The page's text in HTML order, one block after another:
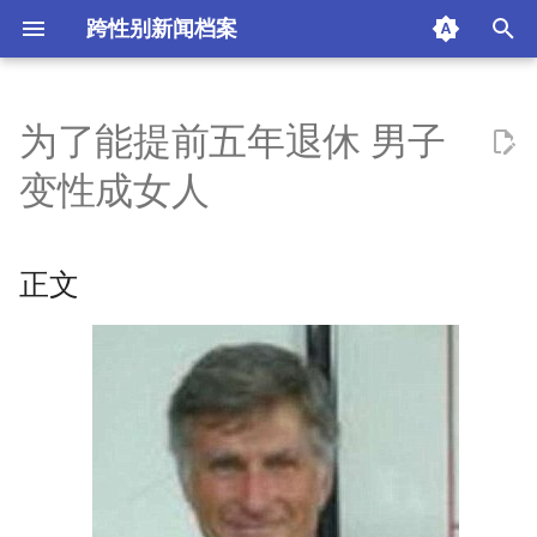
跨性别新闻档案
n
t
a
正文
附加信息 [Processed Page
为了能提前五年退休 男子
变性成女人
正文